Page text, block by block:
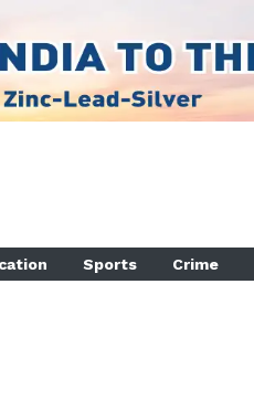
Sports Crime